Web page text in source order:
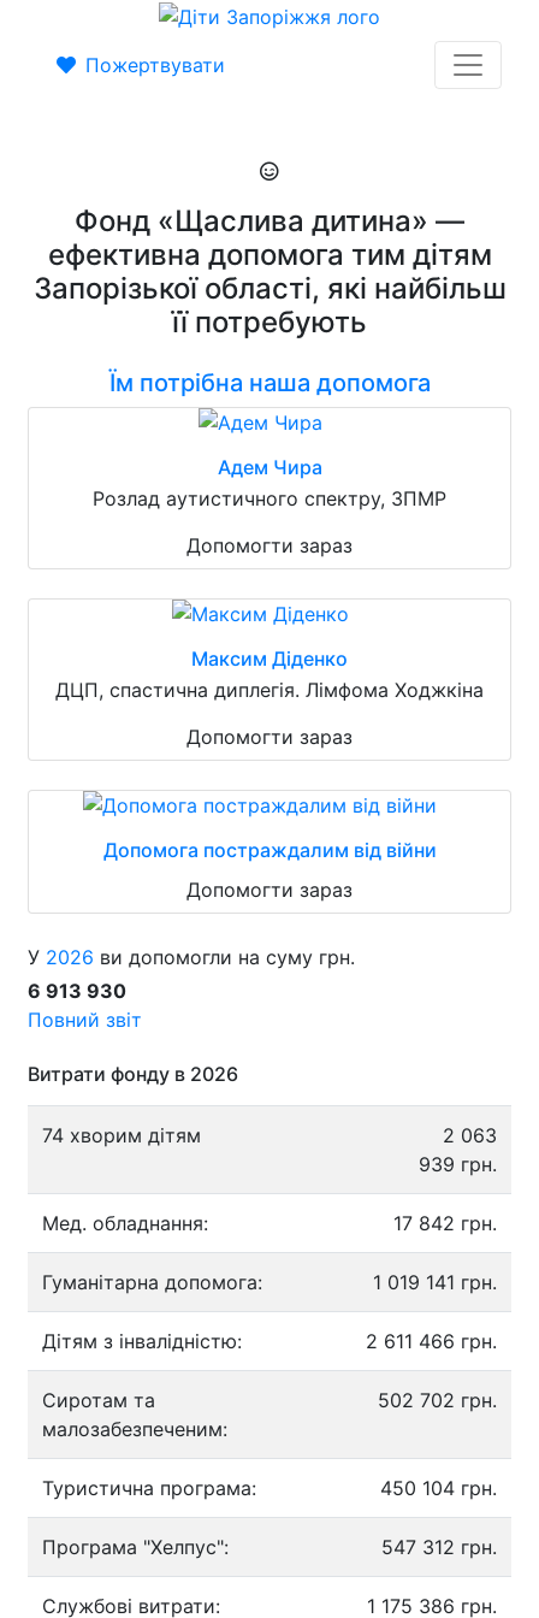
Пожертвувати
Фонд «Щаслива дитина» —
ефективна допомога тим дітям
Запорізької області, які найбільш
її потребують
Їм потрібна наша допомога
Адем Чира
Розлад аутистичного спектру, ЗПМР
Допомогти зараз
Максим Діденко
ДЦП, спастична диплегія. Лімфома Ходжкіна
Допомогти зараз
Допомога постраждалим від війни
Допомогти зараз
У 2026 ви допомогли на суму грн.
6 913 930
Повний звіт
Витрати фонду в 2026
74 хворим дітям
2 063
939 грн.
Мед. обладнання: 17 842 грн.
Гуманітарна допомога: 1 019 141 грн.
Дітям з інвалідністю: 2 611 466 грн.
Сиротам та
малозабезпеченим:
502 702 грн.
Туристична програма: 450 104 грн.
Програма "Хелпус": 547 312 грн.
Службові витрати: 1 175 386 грн.